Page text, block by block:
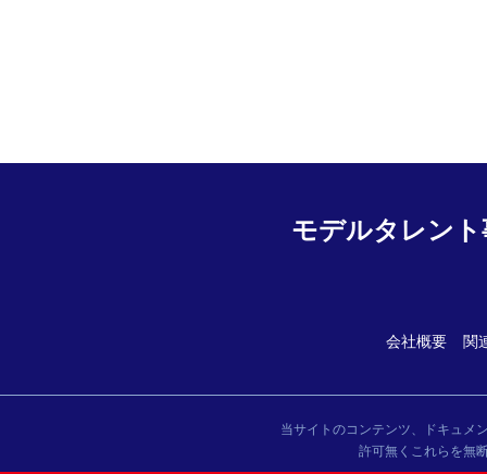
モデルタレン
会社概要 関
当サイトのコンテンツ、ドキュメ
許可無くこれらを無